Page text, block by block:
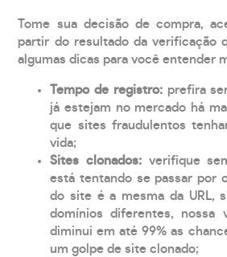
Tome sua decisão de compra,
partir do resultado da verificação
algumas dicas para você entender
Tempo de registro: prefira
já estejam no mercado há
que sites fraudulentos
vida;
Sites clonados: verifique
está tentando se passar por
do site é a mesma da URL,
domínios diferentes, nossa
diminui em até 99% as
um golpe de site clonado;